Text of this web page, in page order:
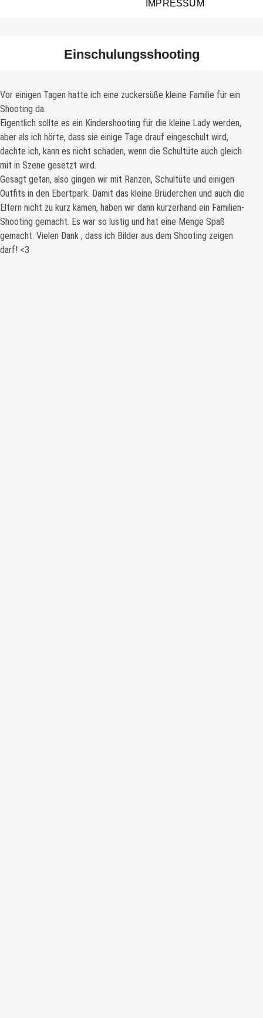
IMPRESSUM
Einschulungsshooting
Vor einigen Tagen hatte ich eine zuckersüße kleine Familie für ein
Shooting da.
Eigentlich sollte es ein Kindershooting für die kleine Lady werden,
aber als ich hörte, dass sie einige Tage drauf eingeschult wird,
dachte ich, kann es nicht schaden, wenn die Schultüte auch gleich
mit in Szene gesetzt wird.
Gesagt getan, also gingen wir mit Ranzen, Schultüte und einigen
Outfits in den Ebertpark. Damit das kleine Brüderchen und auch die
Eltern nicht zu kurz kamen, haben wir dann kurzerhand ein Familien-
Shooting gemacht. Es war so lustig und hat eine Menge Spaß
gemacht. Vielen Dank , dass ich Bilder aus dem Shooting zeigen
darf! <3